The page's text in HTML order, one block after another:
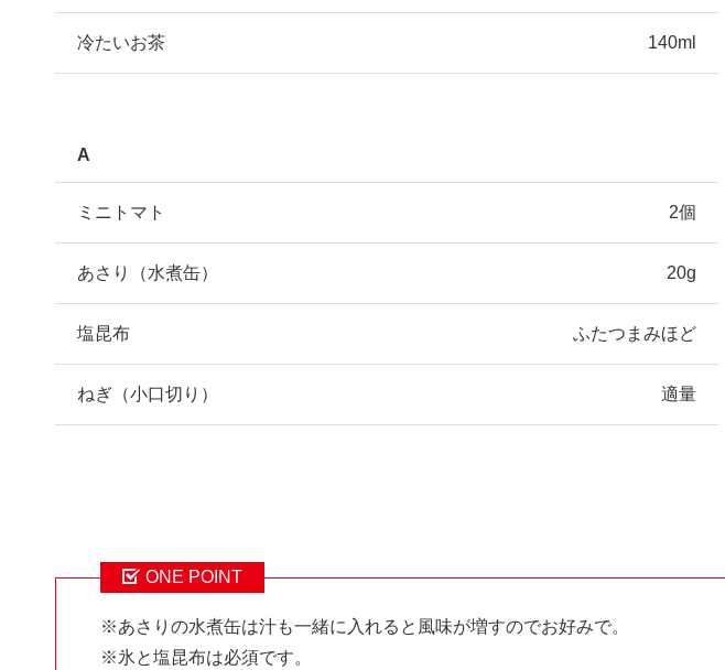
冷たいお茶 140ml
A
ミニトマト 2個
あさり（水煮缶） 20g
塩昆布 ふたつまみほど
ねぎ（小口切り） 適量
ONE POINT
※あさりの水煮缶は汁も一緒に入れると風味が増すのでお好みで。
※氷と塩昆布は必須です。